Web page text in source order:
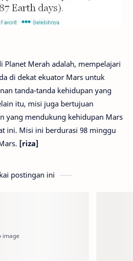
Planet Merah adalah, mempelajari
di dekat ekuator Mars untuk
tanda-tanda kehidupan yang
itu, misi juga bertujuan
yang mendukung kehidupan Mars
ini. Misi ini berdurasi 98 minggu
[riza]
postingan ini